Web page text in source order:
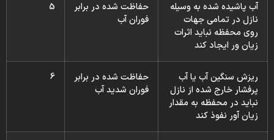
آب پاشیده شده به وسیله
نازل در تمامی جهات
روی محفظه نباید اثرات
زیان ور ایجاد کند
حفاظت شده در برابر
فوران آب
5
ریزش سنگین آب یا آب
پرفشار خارج شده از نازل
نباید در محفظه به مقدار
زیان آور نفوذ کند
حفاظت شده در برابر
فوران شدید آب
6